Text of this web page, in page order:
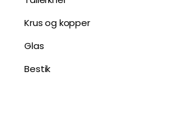
Krus og kopper
Glas
Bestik